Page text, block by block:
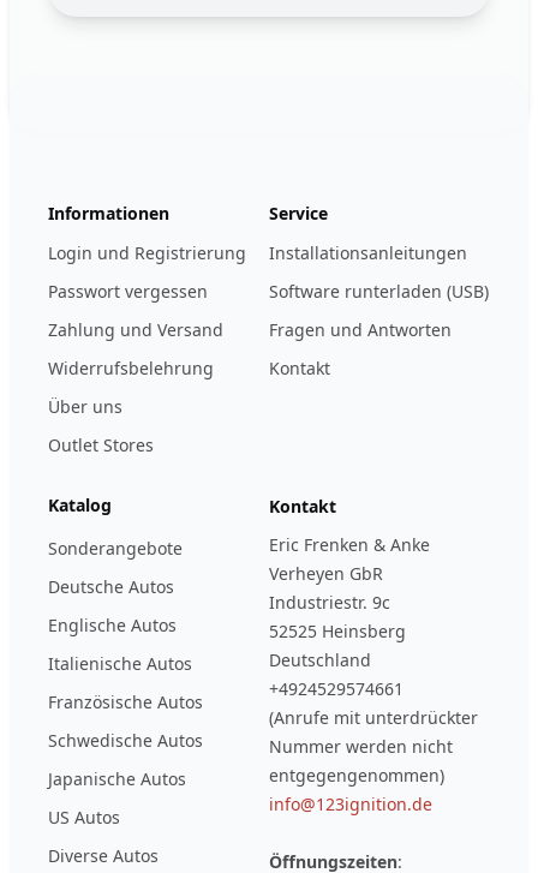
Informationen
Login und Registrierung
Passwort vergessen
Zahlung und Versand
Widerrufsbelehrung
Über uns
Outlet Stores
Service
Installationsanleitungen
Software runterladen (USB)
Fragen und Antworten
Kontakt
Katalog
Sonderangebote
Deutsche Autos
Englische Autos
Italienische Autos
Französische Autos
Schwedische Autos
Japanische Autos
US Autos
Diverse Autos
Kontakt
Eric Frenken & Anke
Verheyen GbR
Industriestr. 9c
52525 Heinsberg
Deutschland
+4924529574661
(Anrufe mit unterdrückter
Nummer werden nicht
entgegengenommen)
info@123ignition.de
Öffnungszeiten: